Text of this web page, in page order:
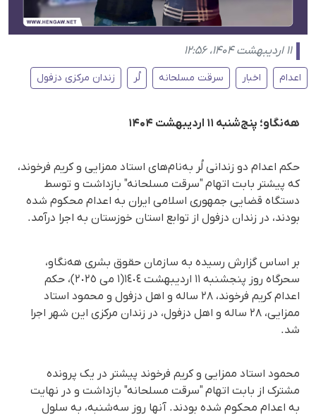
۱۱ اردیبهشت ۱۴۰۴، ۱۲:۵۶
اعدام اخبار سرقت مسلحانه لُر زندان مرکزی دزفول
هه‌نگاو؛ پنج‌شنبه ۱۱ اردیبهشت ۱۴۰۴
حکم اعدام دو زندانی لُر به‌نام‌های استاد ممزایی و کریم فرخوند،
که پیشتر بابت اتهام "سرقت مسلحانە" بازداشت و توسط
دستگاه قضایی جمهوری اسلامی ایران به اعدام محکوم شده
بودند، در زندان دزفول از توابع استان خوزستان به اجرا درآمد.
بر اساس گزارش رسیده به سازمان حقوق بشری هه‌نگاو،
سحرگاە روز پنجشنبە ١١ اردیبهشت ١٤٠٤(١ می ٢٠٢٥)، حکم
اعدام کریم فرخوند، ۲۸ سالە و اهل دزفول و محمود استاد
ممزایی، ۲۸ سالە و اهل دزفول، در زندان مرکزی این شهر اجرا
شد.
محمود استاد ممزایی و کریم فرخوند پیشتر در یک پروندە
مشترک از بابت اتهام "سرقت مسلحانە" بازداشت و در نهایت
به اعدام محکوم شده بودند. آنها روز سەشنبە، به سلول